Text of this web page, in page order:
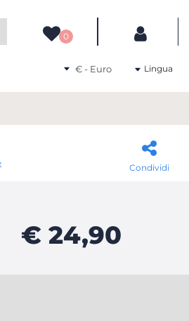
0
Seleziona una valuta
Lingua
Condividi
€ 24,90